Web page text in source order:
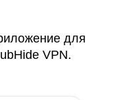
для
VPN.